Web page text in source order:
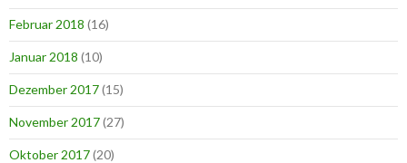
Februar 2018 (16)
Januar 2018 (10)
Dezember 2017(15)
November 2017(27)
Oktober 2017(20)